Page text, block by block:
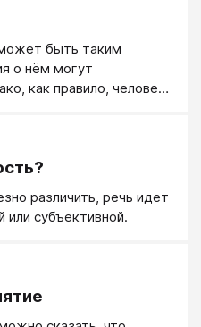
быть таким
о нём могут
как правило, человеку
испытывал дежа вю.
различить, речь идет
или субъективной.